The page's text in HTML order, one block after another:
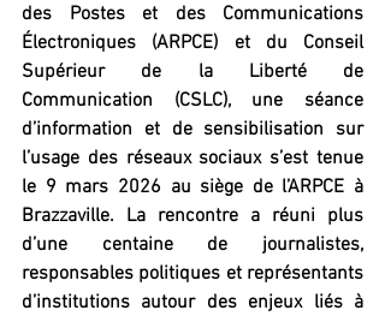
des Postes et des Communications
Électroniques (ARPCE) et du Conseil
Supérieur de la Liberté de
Communication (CSLC), une séance
d’information et de sensibilisation sur
l’usage des réseaux sociaux s’est tenue
le 9 mars 2026 au siège de l’ARPCE à
Brazzaville. La rencontre a réuni plus
d’une centaine de journalistes,
responsables politiques et représentants
d’institutions autour des enjeux liés à